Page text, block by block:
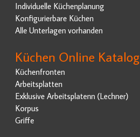
Individuelle Küchenplanung
Konfigurierbare Küchen
Alle Unterlagen vorhanden
Küchen Online Katalog
Küchenfronten
Arbeitsplatten
Exklusive Arbeitsplatenn (Lechner)
Korpus
Griffe